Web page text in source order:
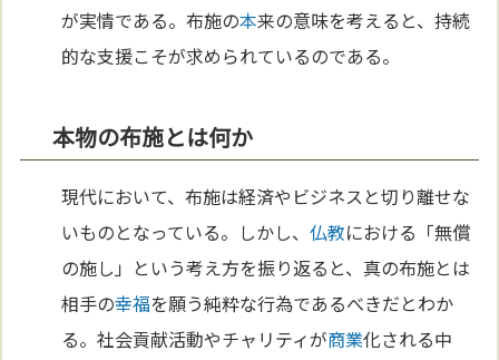
が実情である。布施の本来の意味を考えると、持続
的な支援こそが求められているのである。
本物の布施とは何か
現代において、布施は経済やビジネスと切り離せな
いものとなっている。しかし、仏教における「無償
の施し」という考え方を振り返ると、真の布施とは
相手の幸福を願う純粋な行為であるべきだとわか
る。社会貢献活動やチャリティが商業化される中